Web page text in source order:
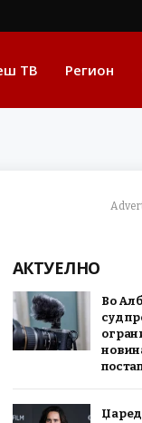
ТВ Регион
АКТУЕЛНО
Во
суд
Џаред